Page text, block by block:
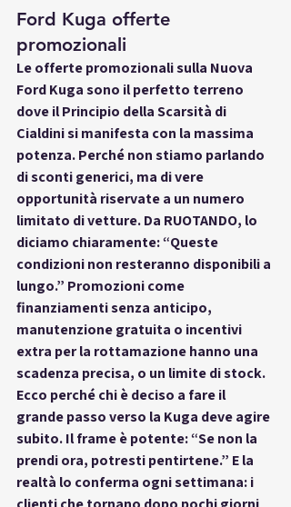
Ford Kuga offerte
promozionali
Le offerte promozionali sulla Nuova
Ford Kuga sono il perfetto terreno
dove il Principio della Scarsità di
Cialdini si manifesta con la massima
potenza. Perché non stiamo parlando
di sconti generici, ma di vere
opportunità riservate a un numero
limitato di vetture. Da RUOTANDO, lo
diciamo chiaramente: “Queste
condizioni non resteranno disponibili a
lungo.” Promozioni come
finanziamenti senza anticipo,
manutenzione gratuita o incentivi
extra per la rottamazione hanno una
scadenza precisa, o un limite di stock.
Ecco perché chi è deciso a fare il
grande passo verso la Kuga deve agire
subito. Il frame è potente: “Se non la
prendi ora, potresti pentirtene.” E la
realtà lo conferma ogni settimana: i